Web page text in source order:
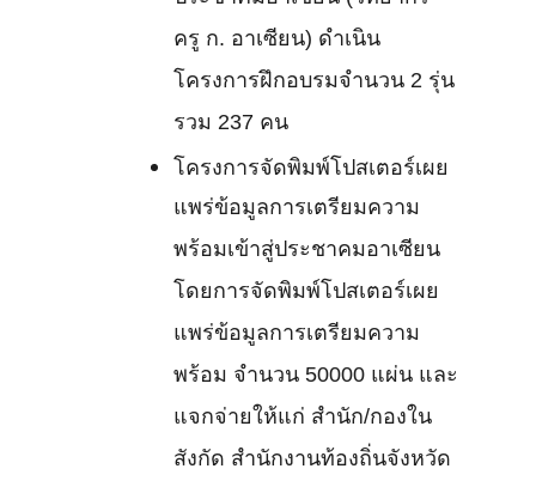
ครู ก. อาเซียน) ดำเนิน
โครงการฝึกอบรมจำนวน 2 รุ่น
รวม 237 คน
โครงการจัดพิมพ์โปสเตอร์เผย
แพร่ข้อมูลการเตรียมความ
พร้อมเข้าสู่ประชาคมอาเซียน
โดยการจัดพิมพ์โปสเตอร์เผย
แพร่ข้อมูลการเตรียมความ
พร้อม จำนวน 50000 แผ่น และ
แจกจ่ายให้แก่ สำนัก/กองใน
สังกัด สำนักงานท้องถิ่นจังหวัด